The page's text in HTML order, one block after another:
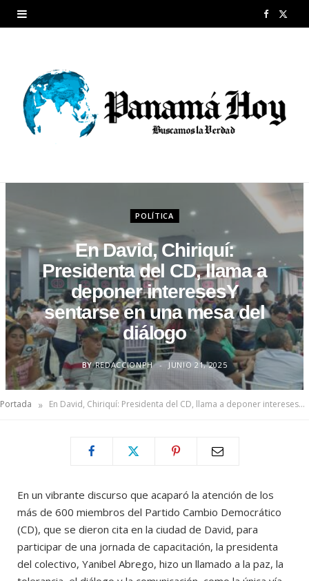
F
b
r
POLÍTICA
En David, Chiriquí:
Presidenta del CD, llama a
deponer interesesY
sentarse en una mesa del
diálogo
BY REDACCIONPH JUNIO 21, 2025
Portada » En David, Chiriquí: Presidenta del CD, llama a deponer interesesY sentarse en una mesa del diálogo
En un vibrante discurso que acaparó la atención de los
más de 600 miembros del Partido Cambio Democrático
(CD), que se dieron cita en la ciudad de David, para
participar de una jornada de capacitación, la presidenta
del colectivo, Yanibel Abrego, hizo un llamado a la paz, la